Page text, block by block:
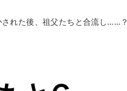
れた後、祖父たちと合流し……？